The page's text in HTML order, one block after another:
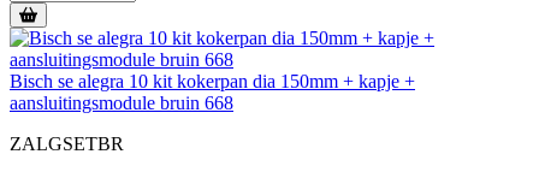
Bisch se alegra 10 kit kokerpan dia 150mm + kapje +
aansluitingsmodule bruin 668
ZALGSETBR